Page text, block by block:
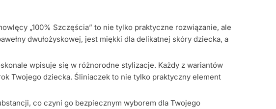
„100% Szczęścia” to nie tylko praktyczne rozwiązanie, ale
dwułożyskowej, jest miękki dla delikatnej skóry dziecka, a
wpisuje się w różnorodne stylizacje. Każdy z wariantów
Twojego dziecka. Śliniaczek to nie tylko praktyczny element
co czyni go bezpiecznym wyborem dla Twojego